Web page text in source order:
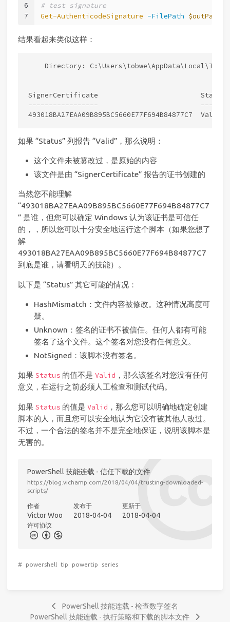
6
7
# test signature
Get-AuthenticodeSignature -FilePath $outPath
结果看起来类似这样：
    Directory: C:\Users\tobwe\AppData\Local\Temp
SignerCertificate                         Status
-----------------                         ------
如果 “Status” 列报告 “Valid”，那么说明：
这个文件未被篡改过，是原始的内容
该文件是由 “SignerCertificate” 报告的证书创建的
当然您不能理解
“493018BA27EAA09B895BC5660E77F694B84877C7
” 是谁，但您可以确定 Windows 认为该证书是可信任
的，，所以您可以十分安全地运行这个脚本（如果您想了
解
493018BA27EAA09B895BC5660E77F694B84877C7
到底是谁，请看明天的技能）。
以下是 “Status” 其它可能的情况：
HashMismatch：文件内容被修改。这种情况高度可
疑。
Unknown：签名的证书不被信任。任何人都有可能
签名了这个文件。这个签名对您没有任何意义。
NotSigned：该脚本没有签名。
如果 Status 的值不是 Valid ，那么该签名对您没有任何
意义，在运行之前必须人工检查和测试代码。
如果 Status 的值是 Valid ，那么您可以明确地确定创建
脚本的人，而且您可以安全地认为它没有被其他人改过。
不过，一个合法的签名并不是完全地保证，说明该脚本是
无害的。
PowerShell 技能连载 - 信任下载的文件
https://blog.vichamp.com/2018/04/04/trusting-downloaded-
scripts/
作者
Victor Woo
发布于
2018-04-04
更新于
2018-04-04
许可协议
# powershell tip powertip series
PowerShell 技能连载 - 检查数字签名
PowerShell 技能连载 - 执行策略和下载的脚本文件